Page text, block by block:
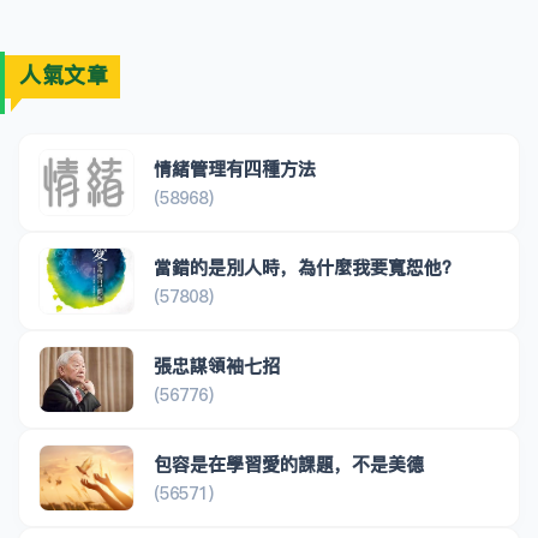
人氣文章
情緒管理有四種方法
(58968)
當錯的是別人時，為什麼我要寬恕他？
(57808)
張忠謀領袖七招
(56776)
包容是在學習愛的課題，不是美德
(56571)